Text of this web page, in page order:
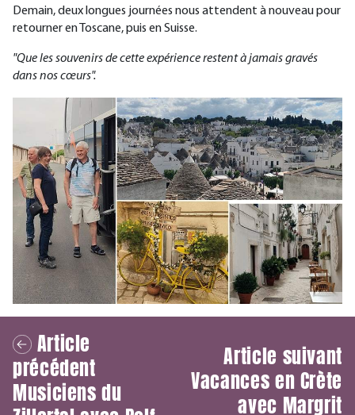
Demain, deux longues journées nous attendent à nouveau pour
retourner en Toscane, puis en Suisse.
"Que les souvenirs de cette expérience restent à jamais gravés
dans nos cœurs".
Article
précédent
Musiciens du
Article suivant
Vacances en Crète
avec Margrit